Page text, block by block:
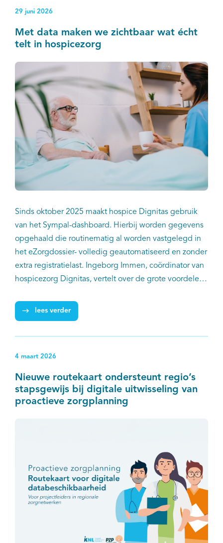
29 juni 2026
Met data maken we zichtbaar wat écht
telt in hospicezorg
Sinds oktober 2025 maakt hospice Dignitas gebruik
van het Sympal-dashboard. Hierbij worden gegevens
opgehaald die routinematig al worden vastgelegd in
het eZorgdossier- volledig geautomatiseerd en zonder
extra registratielast. Ingeborg Immen, coördinator van
hospicezorg Dignitas, vertelt over de grote voordelen
lees verder
4 maart 2026
Nieuwe routekaart ondersteunt regio’s
stapsgewijs bij digitale uitwisseling van
proactieve zorgplanning